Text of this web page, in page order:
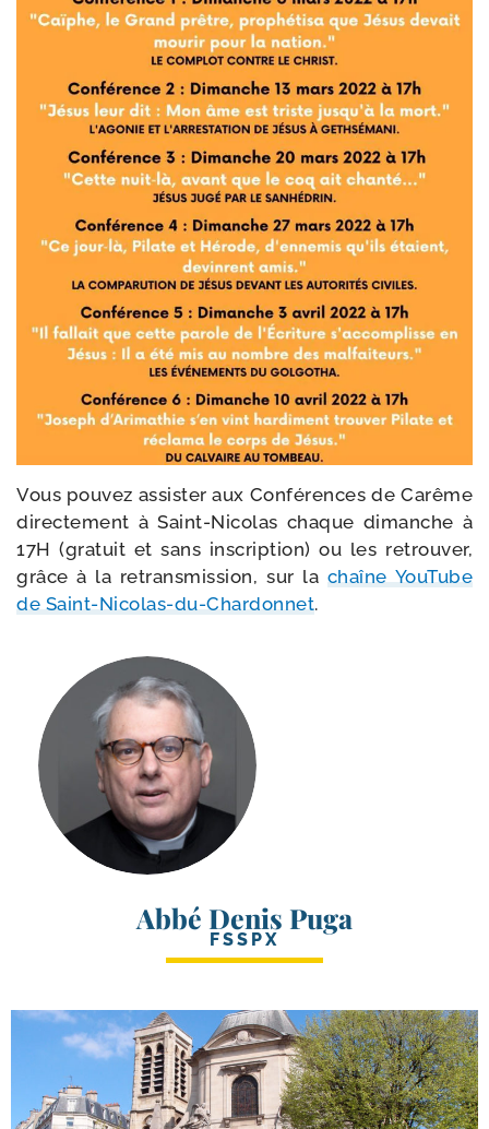
Vous pou­vez assis­ter aux Conférences de Carême
direc­te­ment à Saint-​Nicolas chaque dimanche à
17H (gra­tuit et sans ins­crip­tion) ou les retrou­ver,
grâce à la retrans­mis­sion, sur la chaîne YouTube
de Saint-​Nicolas-​du-​Chardonnet.
Abbé Denis Puga
FSSPX